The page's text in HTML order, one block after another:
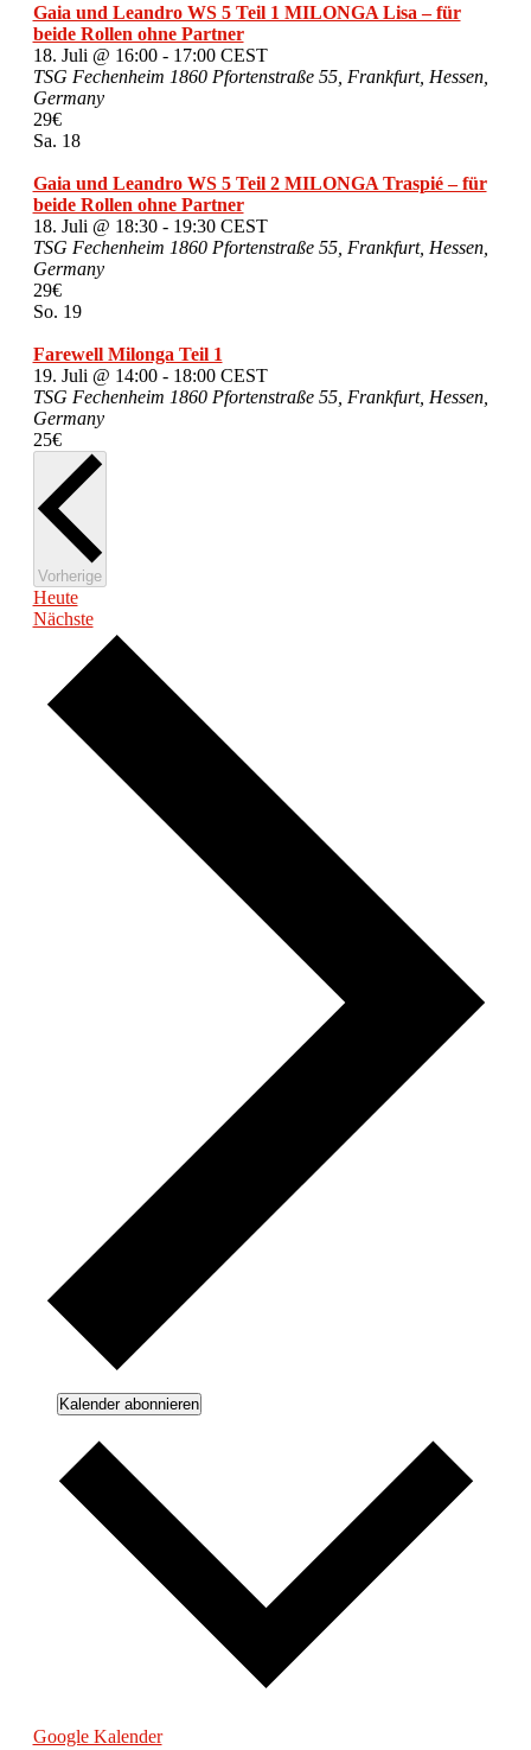
Gaia und Leandro WS 5 Teil 1 MILONGA Lisa – für
beide Rollen ohne Partner
18. Juli @ 16:00- 17:00 CEST
TSG Fechenheim 1860 Pfortenstraße 55, Frankfurt, Hessen,
Germany
29€
Sa. 18
Gaia und Leandro WS 5 Teil 2 MILONGA Traspié – für
beide Rollen ohne Partner
18. Juli @ 18:30- 19:30 CEST
TSG Fechenheim 1860 Pfortenstraße 55, Frankfurt, Hessen,
Germany
29€
So. 19
Farewell Milonga Teil 1
19. Juli @ 14:00- 18:00 CEST
TSG Fechenheim 1860 Pfortenstraße 55, Frankfurt, Hessen,
Germany
25€
VorherigeVeranstaltungen
Heute
NächsteVeranstaltungen
Kalender abonnieren
Google Kalender